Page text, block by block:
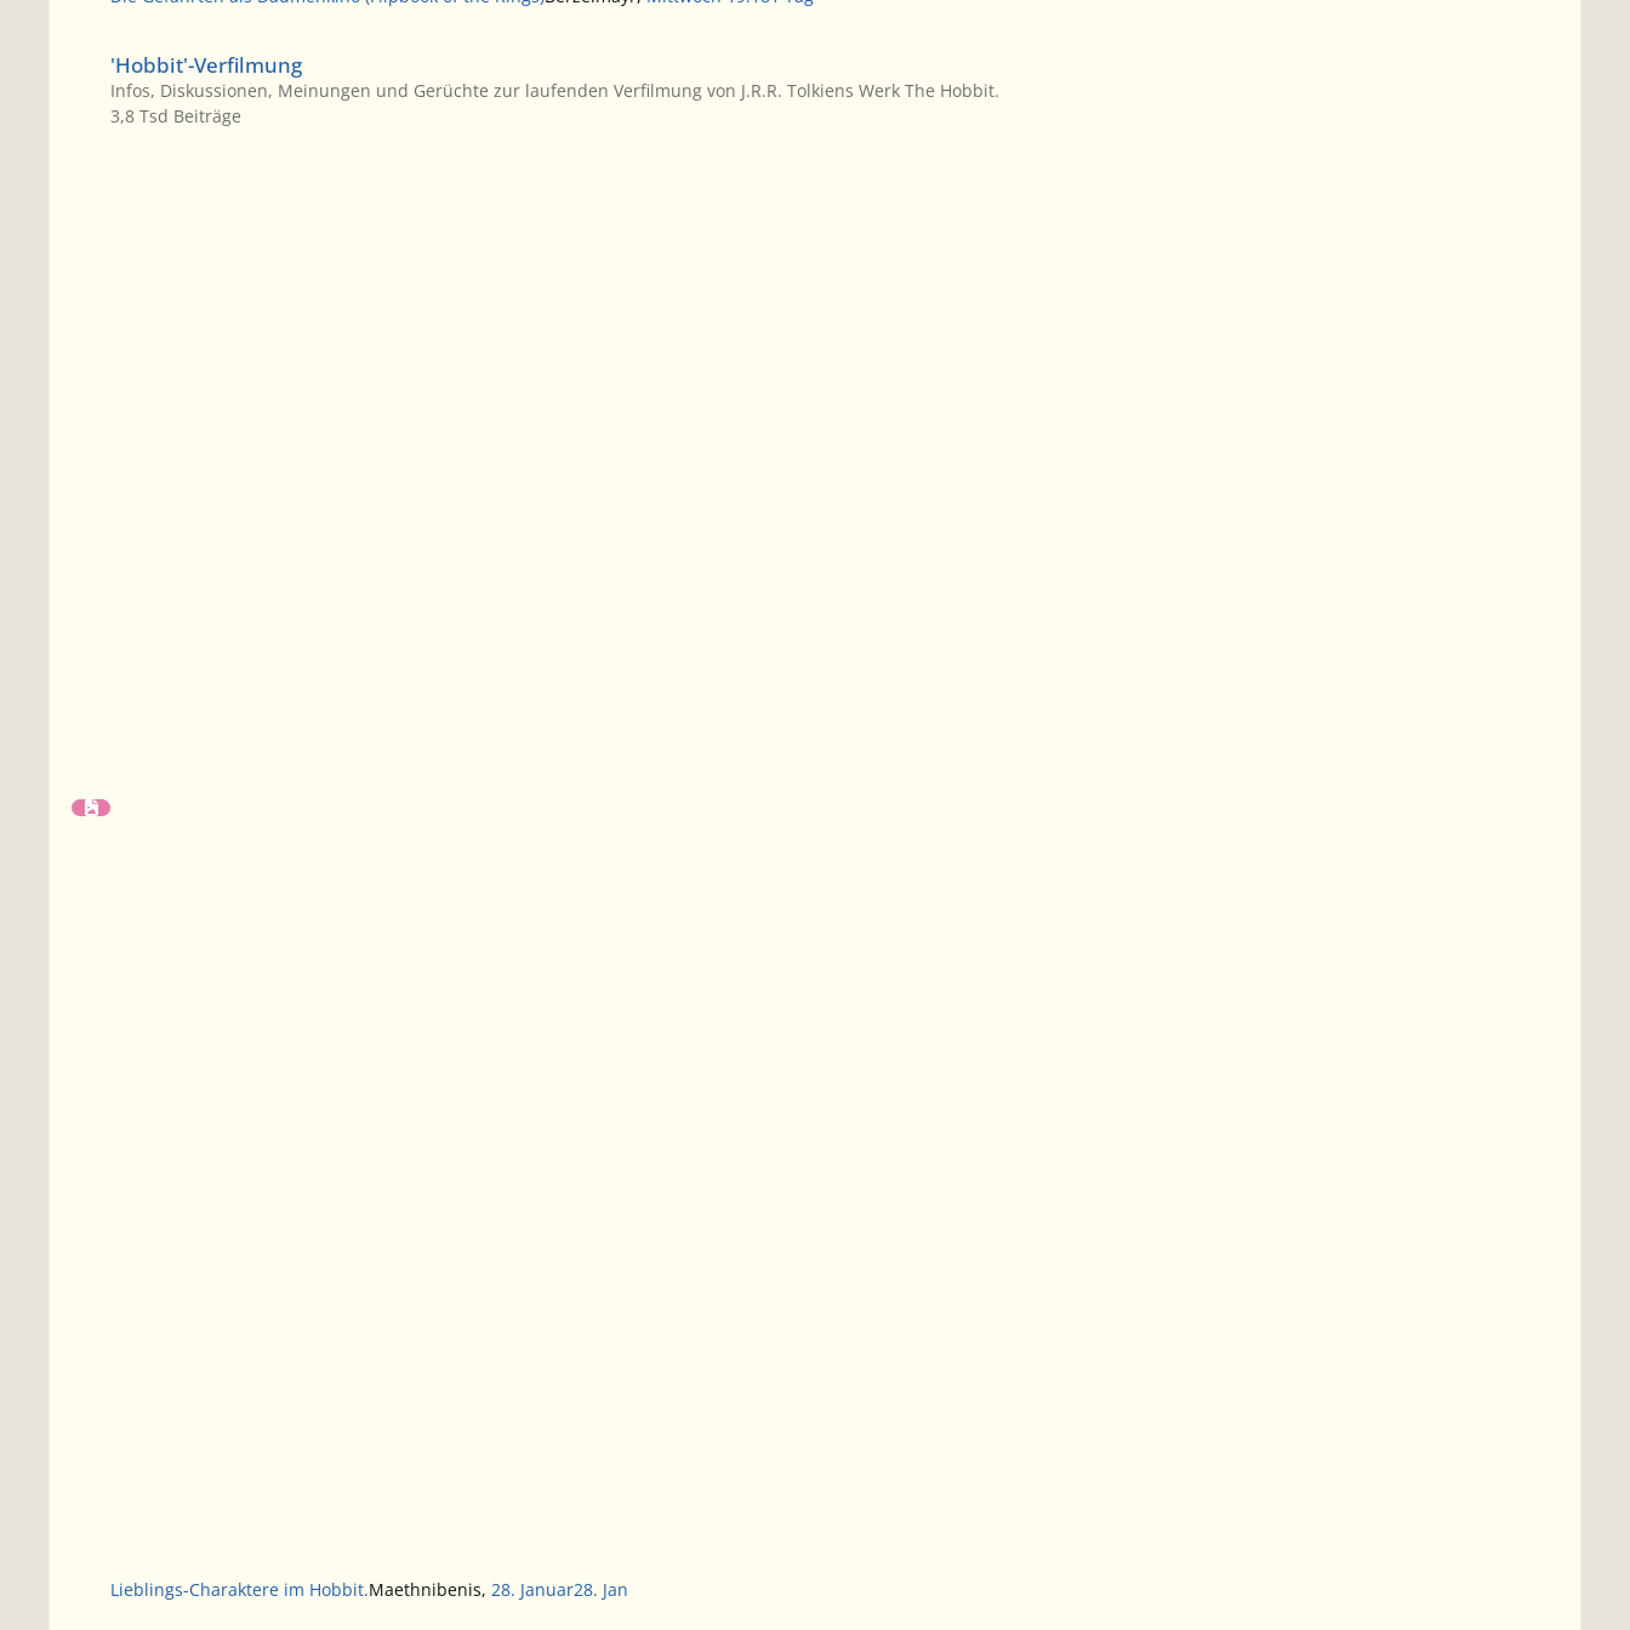
'Hobbit'-Verfilmung
Infos, Diskussionen, Meinungen und Gerüchte zur laufenden Verfilmung von J.R.R. Tolkiens WerkThe Hobbit.
3,8 Tsd Beiträge
Lieblings-Charaktere im Hobbit.Maethnibenis,28. Januar28. Jan